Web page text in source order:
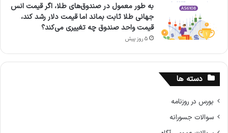
به طور معمول در صندوق‌های طلا، اگر قیمت انس
جهانی طلا ثابت بماند اما قیمت دلار رشد کند،
قیمت واحد صندوق چه تغییری می‌کند؟
5 روز پیش
دسته ها
بورس در روزنامه
سوالات جسورانه